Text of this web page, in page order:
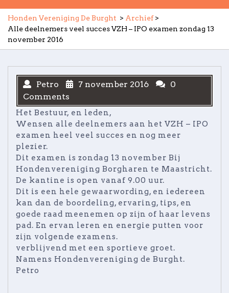
Honden Vereniging De Burght > Archief>
Alle deelnemers veel succes VZH – IPO examen zondag 13
november 2016
Petro 7 november 2016
0
Comments
Het Bestuur, en leden,
Wensen alle deelnemers aan het VZH – IPO
examen heel veel succes en nog meer
plezier.
Dit examen is zondag 13 november Bij
Hondenvereniging Borgharen te Maastricht.
De kantine is open vanaf 9.00 uur.
Dit is een hele gewaarwording, en iedereen
kan dan de boordeling, ervaring, tips, en
goede raad meenemen op zijn of haar levens
pad. En ervan leren en energie putten voor
zijn volgende examens.
verblijvend met een sportieve groet.
Namens Hondenvereniging de Burght.
Petro